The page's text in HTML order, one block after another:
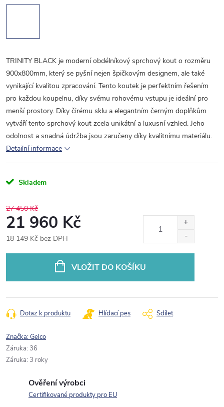
TRINITY BLACK je moderní obdélníkový sprchový kout o rozměru
900x800mm, který se pyšní nejen špičkovým designem, ale také
vynikající kvalitou zpracování. Tento koutek je perfektním řešením
pro každou koupelnu, díky svému rohovému vstupu je ideální pro
menší prostory. Díky čirému sklu a elegantním černým doplňkům
vytváří tento sprchový kout zcela unikátní a luxusní vzhled. Jeho
odolnost a snadná údržba jsou zaručeny díky kvalitnímu materiálu.
Detailní informace
Skladem
27 450 Kč
21 960 Kč
18 149 Kč bez DPH
VLOŽIT DO KOŠÍKU
Dotaz k produktu Hlídací pes Sdílet
Značka:Gelco
Záruka: 36
Záruka: 3 roky
Ověření výrobci
Certifikované produkty pro EU